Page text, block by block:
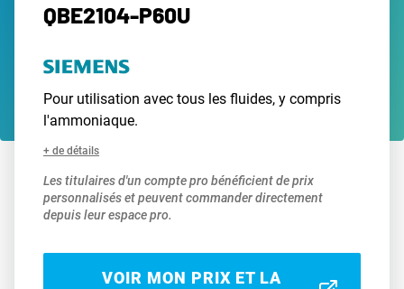
QBE2104-P60U
Pour utilisation avec tous les fluides, y compris
l'ammoniaque.
+ de détails
Les titulaires d'un compte pro bénéficient de prix
personnalisés et peuvent commander directement
depuis leur espace pro.
VOIR MON PRIX ET LA